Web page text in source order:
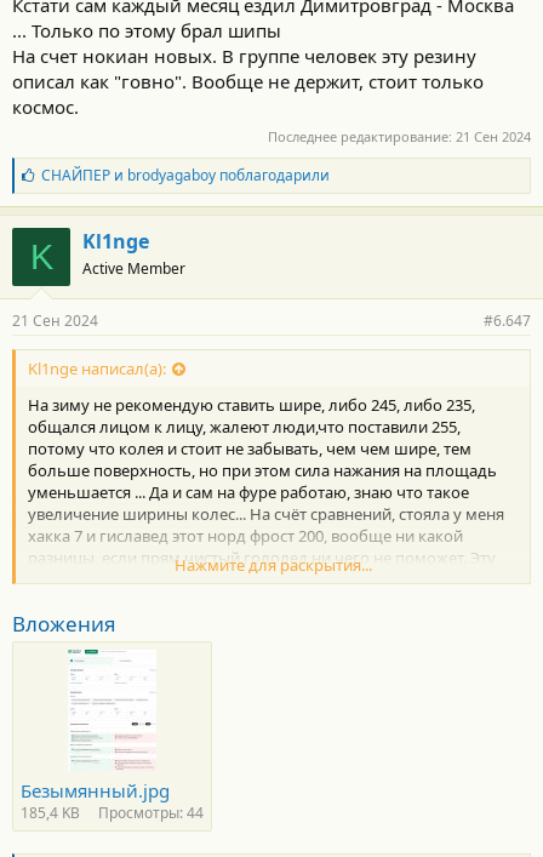
Кстати сам каждый месяц ездил Димитровград - Москва
... Только по этому брал шипы
На счет нокиан новых. В группе человек эту резину
описал как "говно". Вообще не держит, стоит только
космос.
Последнее редактирование: 21 Сен 2024
Б
л
а
г
о
д
а
н
о
с
и
:
СНАЙПЕРи brodyagaboyпоблагодарили
K Kl1nge
Active Member
21 Сен 2024 #6.647
Kl1nge написал(а):
На зиму не рекомендую ставить шире, либо 245, либо 235,
общался лицом к лицу, жалеют люди,что поставили 255,
потому что колея и стоит не забывать, чем чем шире, тем
больше поверхность, но при этом сила нажания на площадь
уменьшается ... Да и сам на фуре работаю, знаю что такое
увеличение ширины колес... На счёт сравнений, стояла у меня
хакка 7 и гиславед этот норд фрост 200, вообще ни какой
разницы, если прям чистый гололед ни чего не поможет. Эту
машину весом в 2200 не остановить. И кстати, все всегда
ездить просто по Москве, липучка в бой. Кстати сам каждый
месяц ездил Димитровград - Москва ... Только по этому брал
шипы
На счет нокиан новых. В группе человек эту резину описал как
"говно". Вообще не держит, стоит только космос.
Нажмите для раскрытия...
Вложения
Безымянный.jpg
185,4 KB Просмотры: 44